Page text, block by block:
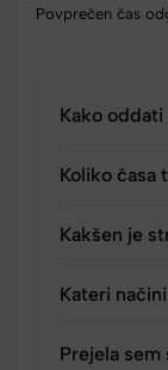
Povprečen čas
Kako
Koliko časa
Kakšen je
Kateri
Prejela sem